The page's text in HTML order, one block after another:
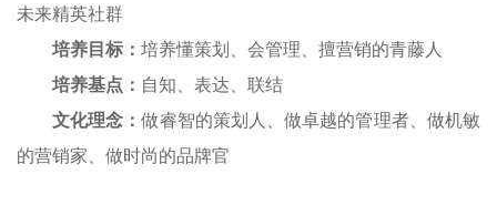
未来精英社群
培养目标： 培养懂策划、会管理、擅营销的青藤人
培养基点： 自知、表达、联结
文化理念：做睿智的策划人、做卓越的管理者、做机敏
的营销家、做时尚的品牌官